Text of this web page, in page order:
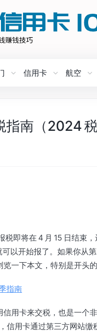
信用卡 航空
南（2024 税
税即将在 4 月 15 日结束
以开始报了。如果你从
一下本文，特别是开头
指南
信用卡来交税，也是一个
信用卡通过第三方网站